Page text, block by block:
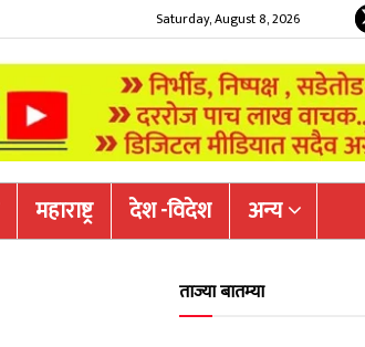
Saturday, August 8, 2026
महाराष्ट्र देश -विदेश अन्य
ताज्या बातम्या